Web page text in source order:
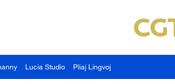
Lucia Studio Pliaj Lingvoj